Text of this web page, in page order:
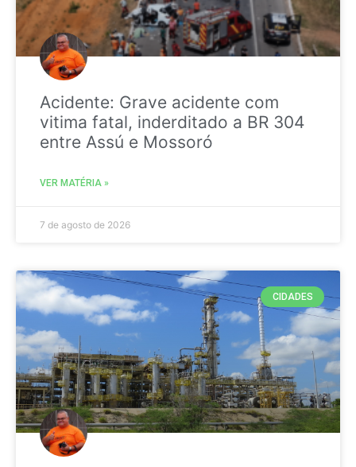
Acidente: Grave acidente com
vitima fatal, inderditado a BR 304
entre Assú e Mossoró
VER MATÉRIA »
7 de agosto de 2026
CIDADES